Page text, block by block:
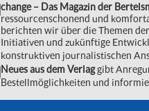
change – Das Magazin der
ressourcenschonend und
berichten wir über die Themen
Initiativen und zukünftige
konstruktiven journalistischen
Neues aus dem Verlaggibt
Bestellmöglichkeiten und